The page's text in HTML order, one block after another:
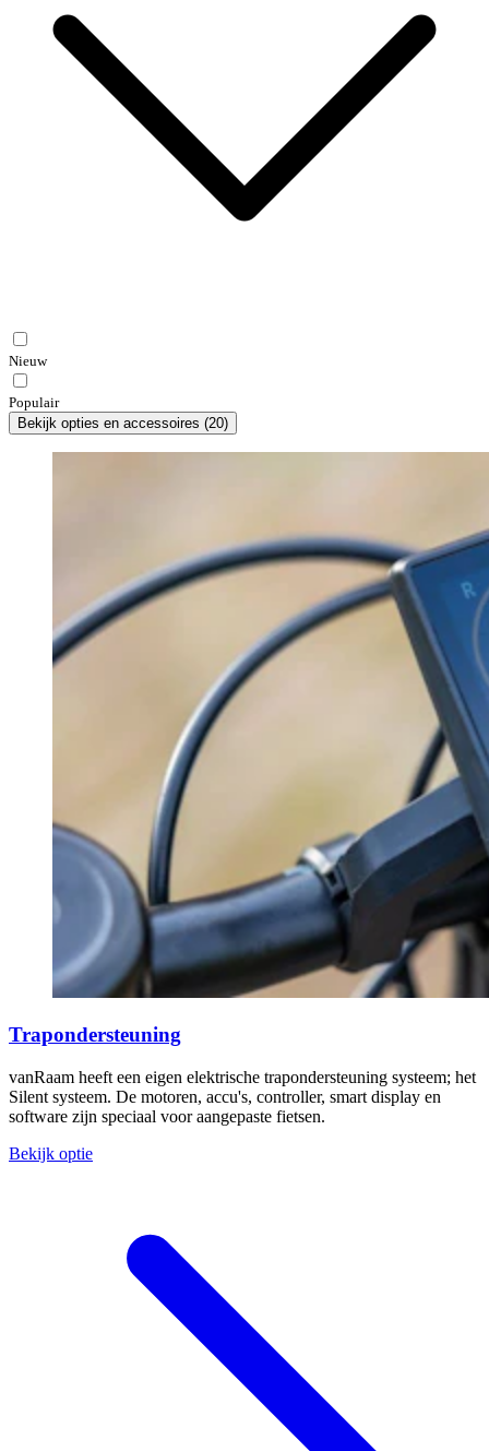
Nieuw
Populair
Bekijk opties en accessoires (20)
Trapondersteuning
vanRaam heeft een eigen elektrische trapondersteuning systeem; het
Silent systeem. De motoren, accu's, controller, smart display en
software zijn speciaal voor aangepaste fietsen.
Bekijk optie